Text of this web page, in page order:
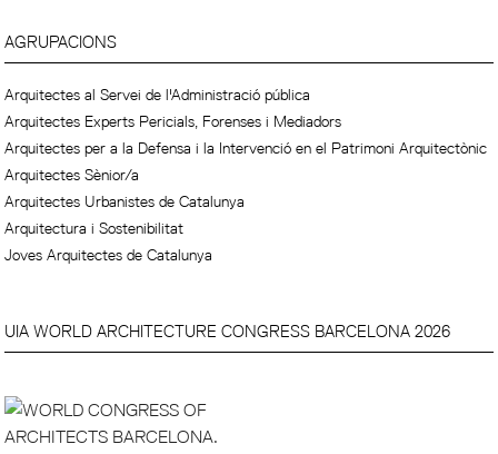
AGRUPACIONS
Arquitectes al Servei de l'Administració pública
Arquitectes Experts Pericials, Forenses i Mediadors
Arquitectes per a la Defensa i la Intervenció en el Patrimoni Arquitectònic
Arquitectes Sènior/a
Arquitectes Urbanistes de Catalunya
Arquitectura i Sostenibilitat
Joves Arquitectes de Catalunya
UIA WORLD ARCHITECTURE CONGRESS BARCELONA 2026